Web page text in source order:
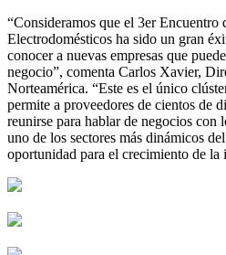
“Consideramos que el 3er Encuentro
Electrodomésticos ha sido un gran
conocer a nuevas empresas que
negocio”, comenta Carlos Xavier,
Norteamérica. “Este es el único
permite a proveedores de cientos de
reunirse para hablar de negocios con
uno de los sectores más dinámicos
oportunidad para el crecimiento de la